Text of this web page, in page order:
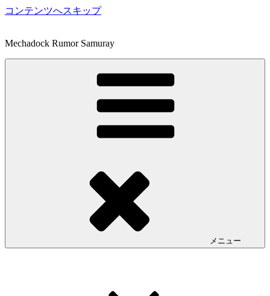
コンテンツへスキップ
Mechadock Rumor Samuray
メニュー